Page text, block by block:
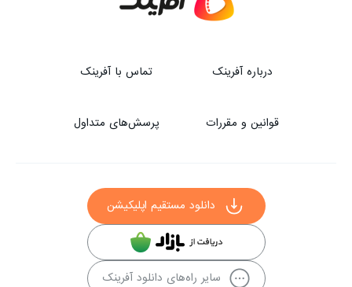
درباره آفرینک تماس با آفرینک
قوانین و مقررات پرسش‌های متداول
دانلود مستقیم اپلیکیشن
سایر راه‌های دانلود آفرینک